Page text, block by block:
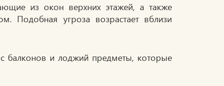
из окон верхних этажей, а также
Подобная угроза возрастает вблизи
балконов и лоджий предметы, которые